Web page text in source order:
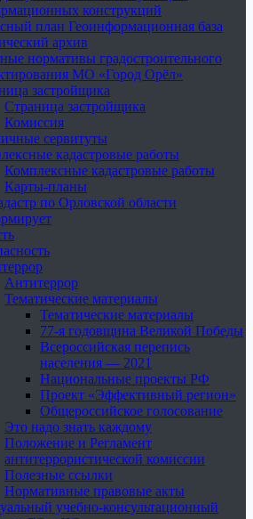
конструкций
план Геоинформационная база
архив
нормативы градостроительного
МО «Город Орёл»
застройщика
Страница застройщика
Комиссия
сервитуты
кадастровые работы
Комплексные кадастровые работы
Карты-планы
по Орловской области
Антитеррор
Тематические материалы
Тематические материалы
77-я годовщина Великой Победы
Всероссийская перепись
населения — 2021
Национальные проекты РФ
Проект «Эффективный регион»
Общероссийское голосование
Это надо знать каждому
Положение и Регламент
антитеррористической комиссии
Полезные ссылки
Нормативные правовые акты
учебно-консультационный